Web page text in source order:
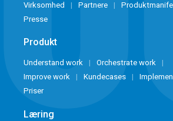
Virksomhed Partnere
Presse
Produkt
Understand work
Orchestrate work
Improve work
Kundecases
Priser
Læring